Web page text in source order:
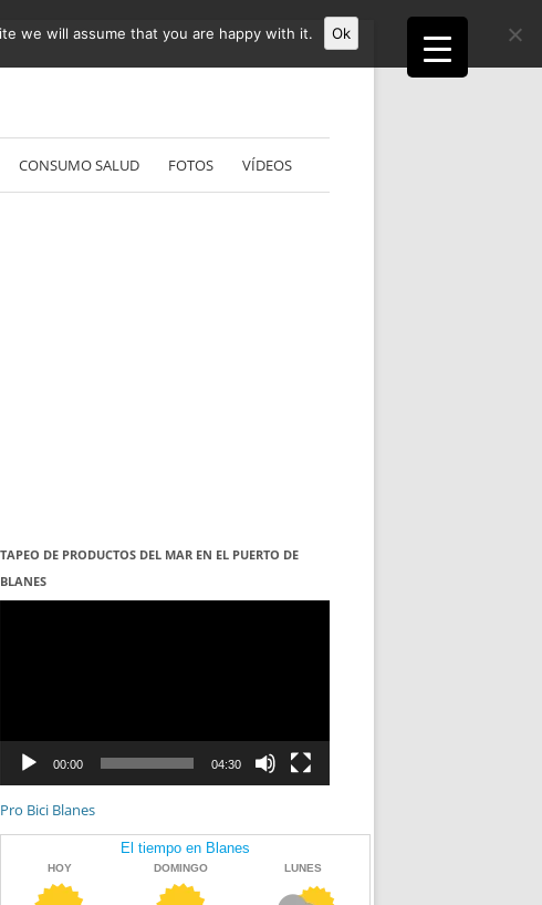
CONSUMO SALUD FOTOS VÍDEOS
TAPEO DE PRODUCTOS DEL MAR EN EL PUERTO DE
BLANES
Reproductor
00:00 04:30
Pro Bici Blanes
we will assume that you are happy with it. Ok